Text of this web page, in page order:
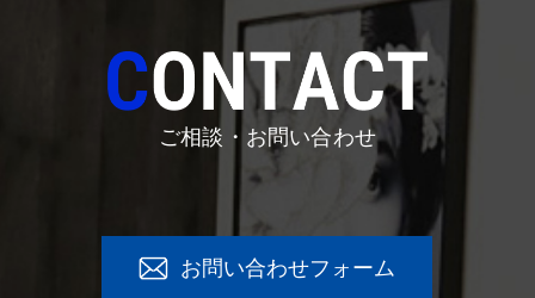
ご相談・お問い合わせ
お問い合わせフォーム